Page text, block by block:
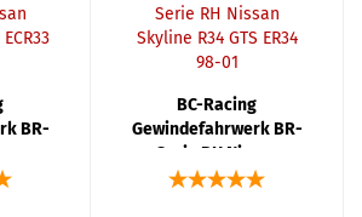
BR-
BC-Racing
Gewindefahrwerk BR-
Serie RH Nissan
Skyline R34 GTS ER34